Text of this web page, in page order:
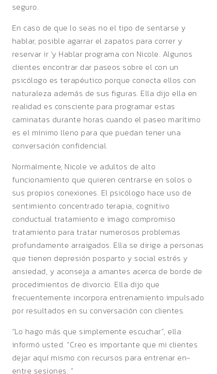
seguro.
En caso de que lo seas no el tipo de sentarse y
hablar, posible agarrar el zapatos para correr y
reservar ir ‘y Hablar programa con Nicole. Algunos
clientes encontrar dar paseos sobre el con un
psicólogo es terapéutico porque conecta ellos con
naturaleza además de sus figuras. Ella dijo ella en
realidad es consciente para programar estas
caminatas durante horas cuando el paseo marítimo
es el mínimo lleno para que puedan tener una
conversación confidencial.
Normalmente, Nicole ve adultos de alto
funcionamiento que quieren centrarse en solos o
sus propios conexiones. El psicólogo hace uso de
sentimiento concentrado terapia, cognitivo
conductual tratamiento e imago compromiso
tratamiento para tratar numerosos problemas
profundamente arraigados. Ella se dirige a personas
que tienen depresión posparto y social estrés y
ansiedad, y aconseja a amantes acerca de borde de
procedimientos de divorcio. Ella dijo que
frecuentemente incorpora entrenamiento impulsado
por resultados en su conversación con clientes.
“Lo hago más que simplemente escuchar”, ella
informó usted. “Creo es importante que mi clientes
dejar aquí mismo con recursos para entrenar en-
entre sesiones. “